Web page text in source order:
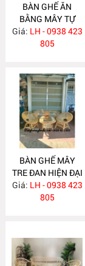
BÀN GHẾ ĂN
BẰNG MÂY TỰ
NHIÊN MA492
Giá: LH - 0938 423
805
BÀN GHẾ MÂY
TRE ĐAN HIỆN ĐẠI
MA488
Giá: LH - 0938 423
805